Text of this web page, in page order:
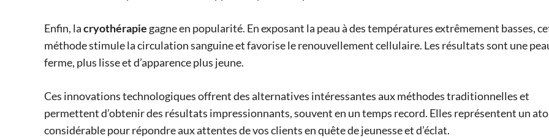
Enfin, lacryothérapiegagne en popularité. En exposant la peau à des températures extrêmement basses,
méthode stimule la circulation sanguine et favorise le renouvellement cellulaire. Les résultats sont une
ferme, plus lisse et d’apparence plus jeune.
Ces innovations technologiques offrent des alternatives intéressantes aux méthodes traditionnelles et
permettent d’obtenir des résultats impressionnants, souvent en un temps record. Elles représentent un
considérable pour répondre aux attentes de vos clients en quête de jeunesse et d’éclat.